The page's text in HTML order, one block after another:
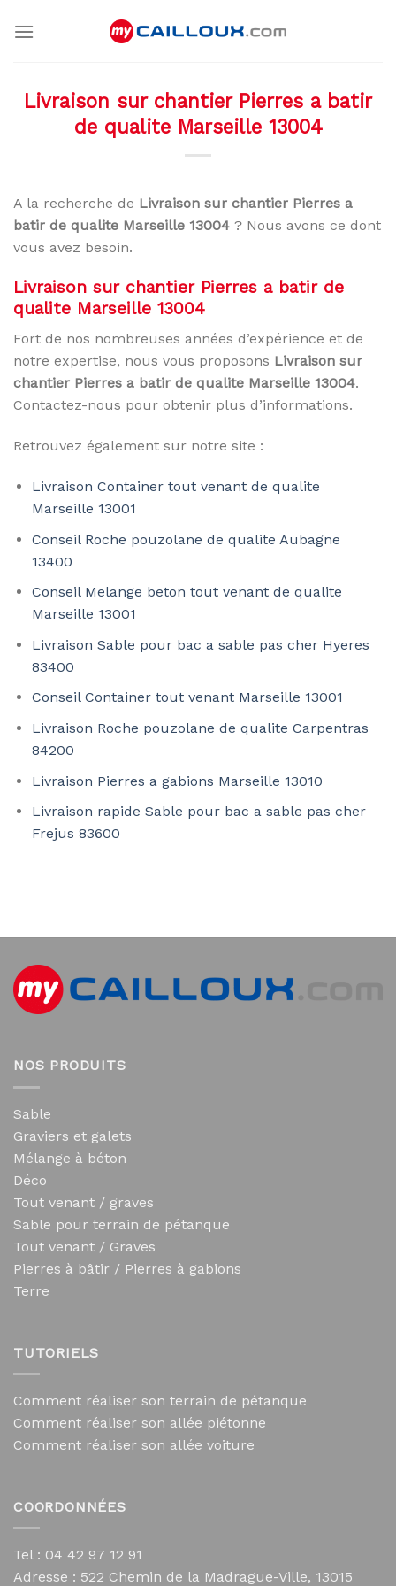
Livraison sur chantier Pierres a batir
de qualite Marseille 13004
A la recherche de Livraison sur chantier Pierres a
batir de qualite Marseille 13004 ? Nous avons ce dont
vous avez besoin.
Livraison sur chantier Pierres a batir de
qualite Marseille 13004
Fort de nos nombreuses années d’expérience et de
notre expertise, nous vous proposons Livraison sur
chantier Pierres a batir de qualite Marseille 13004.
Contactez-nous pour obtenir plus d’informations.
Retrouvez également sur notre site :
Livraison Container tout venant de qualite
Marseille 13001
Conseil Roche pouzolane de qualite Aubagne
13400
Conseil Melange beton tout venant de qualite
Marseille 13001
Livraison Sable pour bac a sable pas cher Hyeres
83400
Conseil Container tout venant Marseille 13001
Livraison Roche pouzolane de qualite Carpentras
84200
Livraison Pierres a gabions Marseille 13010
Livraison rapide Sable pour bac a sable pas cher
Frejus 83600
NOS PRODUITS
Sable
Graviers et galets
Mélange à béton
Déco
Tout venant / graves
Sable pour terrain de pétanque
Tout venant / Graves
Pierres à bâtir / Pierres à gabions
Terre
TUTORIELS
Comment réaliser son terrain de pétanque
Comment réaliser son allée piétonne
Comment réaliser son allée voiture
COORDONNÉES
Tel : 04 42 97 12 91
Adresse : 522 Chemin de la Madrague-Ville, 13015